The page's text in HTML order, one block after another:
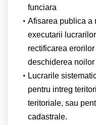
funciara
Afisarea publica a
executarii
rectificarea
deschiderea noilor
Lucrarile
pentru intreg
teritoriale, sau
cadastrale.